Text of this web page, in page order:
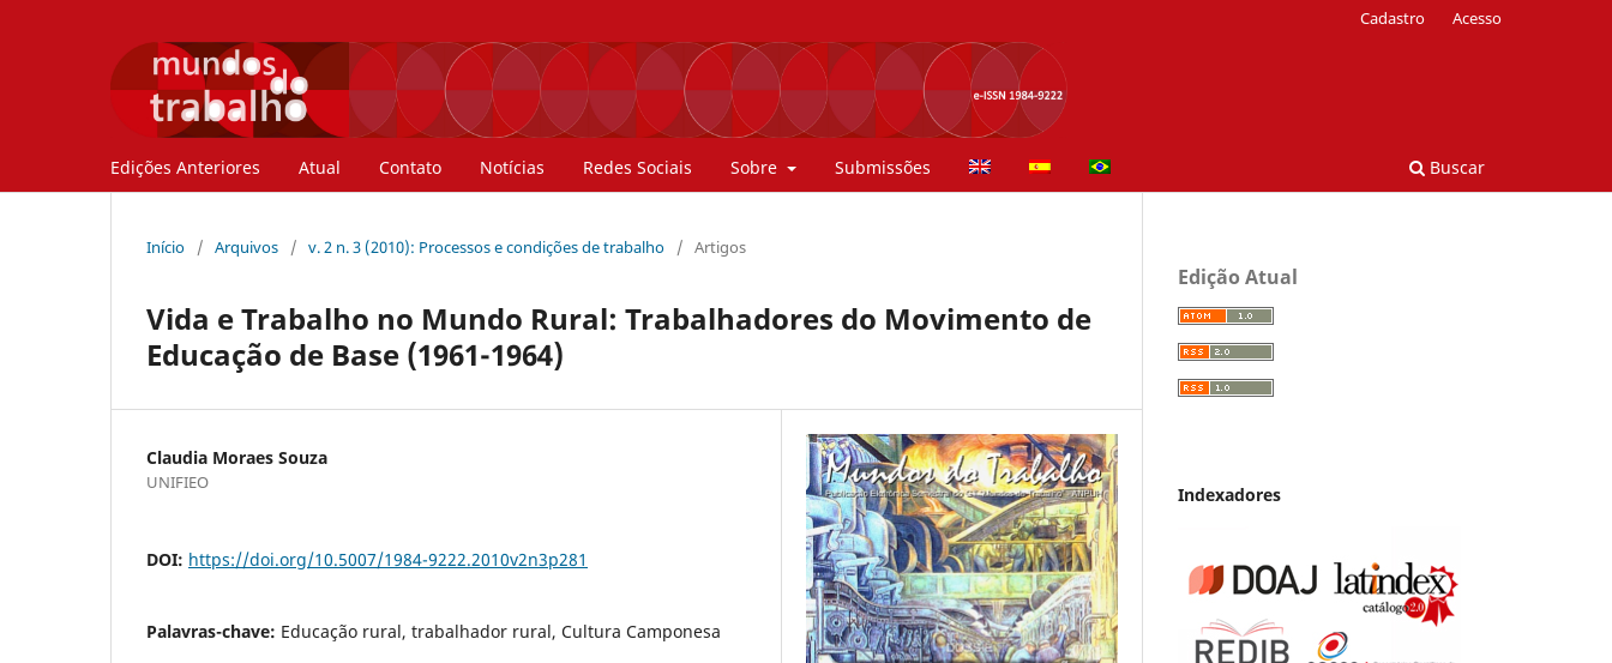
Edições Anteriores Atual Contato Notícias Redes Sociais Sobre Submissões Buscar
Cadastro Acesso
Início / Arquivos / v. 2 n. 3 (2010): Processos e condições de trabalho / Artigos
Vida e Trabalho no Mundo Rural: Trabalhadores do Movimento de
Educação de Base (1961-1964)
Claudia Moraes Souza
UNIFIEO
DOI: https://doi.org/10.5007/1984-9222.2010v2n3p281
Palavras-chave: Educação rural, trabalhador rural, Cultura Camponesa
Edição Atual
Indexadores